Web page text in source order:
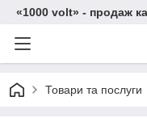
«1000 volt» - продаж
Товари та послуги